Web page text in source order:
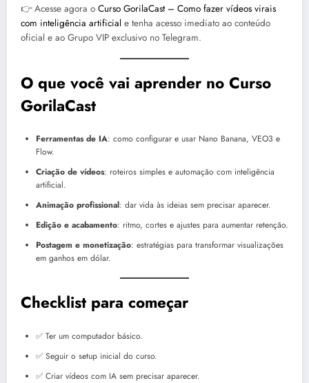
👉 Acesse agora o Curso GorilaCast – Como fazer vídeos virais
com inteligência artificial e tenha acesso imediato ao conteúdo
oficial e ao Grupo VIP exclusivo no Telegram.
O que você vai aprender no Curso
GorilaCast
Ferramentas de IA: como configurar e usar Nano Banana, VEO3 e
Flow.
Criação de vídeos: roteiros simples e automação com inteligência
artificial.
Animação profissional: dar vida às ideias sem precisar aparecer.
Edição e acabamento: ritmo, cortes e ajustes para aumentar retenção.
Postagem e monetização: estratégias para transformar visualizações
em ganhos em dólar.
Checklist para começar
✅ Ter um computador básico.
✅ Seguir o setup inicial do curso.
✅ Criar vídeos com IA sem precisar aparecer.